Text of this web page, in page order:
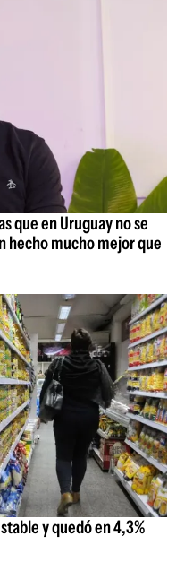
que en Uruguay no se
hecho mucho mejor que
y quedó en 4,3%